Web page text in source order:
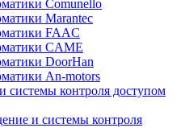
Comunello
Marantec
FAAC
CAME
DoorHan
An-motors
системы контроля доступом
и системы контроля